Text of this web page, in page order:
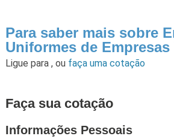
Para saber mais sobre
Uniformes de
Ligue para , ou faça uma cotação
Faça sua cotação
Informações Pessoais